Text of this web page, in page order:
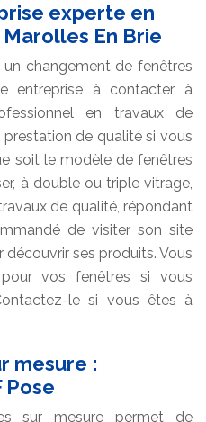
experte en
En Brie
changement de fenêtres
entreprise à contacter à
en travaux de
prestation de qualité si vous
soit le modèle de fenêtres
à double ou triple vitrage,
de qualité, répondant
de visiter son site
ses produits. Vous
vos fenêtres si vous
le si vous êtes à
mesure :
Pose
sur mesure permet de